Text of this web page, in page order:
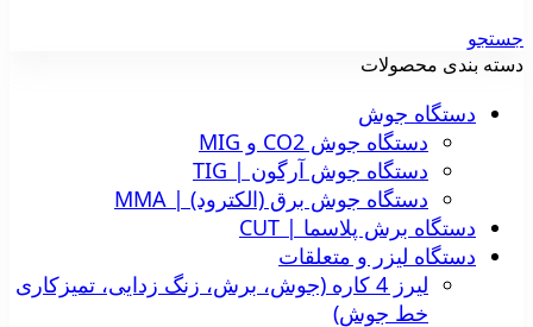
جستجو
دسته بندی محصولات
دستگاه جوش
دستگاه جوش CO2 و MIG
دستگاه جوش آرگون | TIG
دستگاه جوش برق (الکترود) | MMA
دستگاه برش پلاسما | CUT
دستگاه لیزر و متعلقات
لیرز 4 کاره (جوش، برش، زنگ زدایی، تمیزکاری
خط جوش)